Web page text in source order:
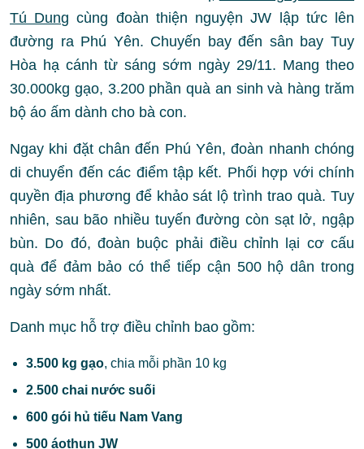
Tú Dung cùng đoàn thiện nguyện JW lập tức lên
đường ra Phú Yên. Chuyến bay đến sân bay Tuy
Hòa hạ cánh từ sáng sớm ngày 29/11. Mang theo
30.000kg gạo, 3.200 phần quà an sinh và hàng trăm
bộ áo ấm dành cho bà con.
Ngay khi đặt chân đến Phú Yên, đoàn nhanh chóng
di chuyển đến các điểm tập kết. Phối hợp với chính
quyền địa phương để khảo sát lộ trình trao quà. Tuy
nhiên, sau bão nhiều tuyến đường còn sạt lở, ngập
bùn. Do đó, đoàn buộc phải điều chỉnh lại cơ cấu
quà để đảm bảo có thể tiếp cận 500 hộ dân trong
ngày sớm nhất.
Danh mục hỗ trợ điều chỉnh bao gồm:
3.500 kg gạo, chia mỗi phần 10 kg
2.500 chai nước suối
600 gói hủ tiếu Nam Vang
500 áothun JW